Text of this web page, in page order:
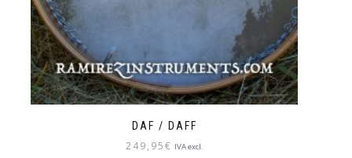
DAF / DAFF
249,95€ IVA excl.